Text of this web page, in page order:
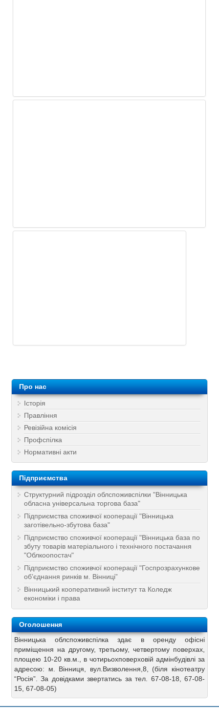
Про нас
Історія
Правління
Ревізійна комісія
Профспілка
Нормативні акти
Підприємства
Структурний підрозділ облспоживспілки "Вінницька
обласна універсальна торгова база"
Підприємства споживчої кооперації "Вінницька
заготівельно-збутова база"
Підприємство споживчої кооперації "Вінницька база по
збуту товарів матеріального і технічного постачання
"Облкоопостач"
Підприємство споживчої кооперації "Госпрозрахункове
об’єднання ринків м. Вінниці”
Вінницький кооперативний інститут та Коледж
економіки і права
Оголошення
Вінницька облспоживспілка здає в оренду офісні
приміщення на другому, третьому, четвертому поверхах,
площею 10-20 кв.м., в чотирьохповерховій адмінбудівлі за
адресою: м. Вінниця, вул.Визволення,8, (біля кінотеатру
“Росія”. За довідками звертатись за тел. 67-08-18, 67-08-
15, 67-08-05)